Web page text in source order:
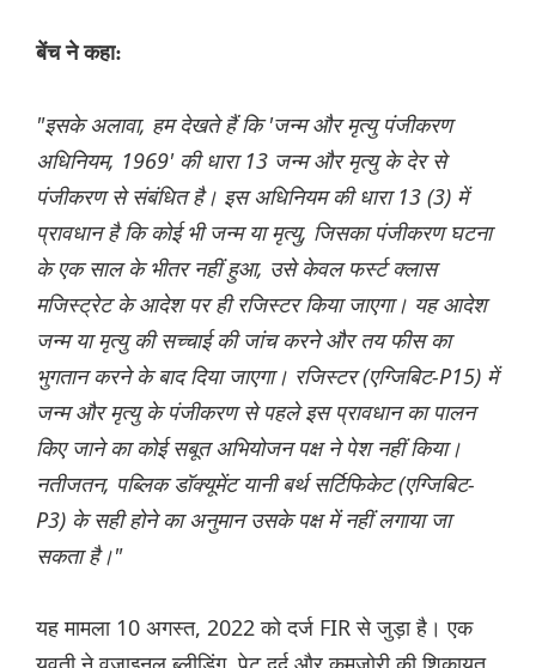
बेंच ने कहा:
"इसके अलावा, हम देखते हैं कि 'जन्म और मृत्यु पंजीकरण
अधिनियम, 1969' की धारा 13 जन्म और मृत्यु के देर से
पंजीकरण से संबंधित है। इस अधिनियम की धारा 13 (3) में
प्रावधान है कि कोई भी जन्म या मृत्यु, जिसका पंजीकरण घटना
के एक साल के भीतर नहीं हुआ, उसे केवल फर्स्ट क्लास
मजिस्ट्रेट के आदेश पर ही रजिस्टर किया जाएगा। यह आदेश
जन्म या मृत्यु की सच्चाई की जांच करने और तय फीस का
भुगतान करने के बाद दिया जाएगा। रजिस्टर (एग्जिबिट-P15) में
जन्म और मृत्यु के पंजीकरण से पहले इस प्रावधान का पालन
किए जाने का कोई सबूत अभियोजन पक्ष ने पेश नहीं किया।
नतीजतन, पब्लिक डॉक्यूमेंट यानी बर्थ सर्टिफिकेट (एग्जिबिट-
P3) के सही होने का अनुमान उसके पक्ष में नहीं लगाया जा
सकता है।"
यह मामला 10 अगस्त, 2022 को दर्ज FIR से जुड़ा है। एक